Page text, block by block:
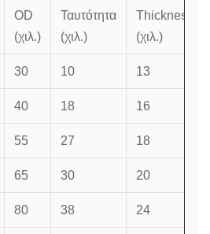
OD
(χιλ.)
Ταυτότητα
(χιλ.)
Thickness1
(χιλ.)
30 10 13
40 18 16
55 27 18
65 30 20
80 38 24